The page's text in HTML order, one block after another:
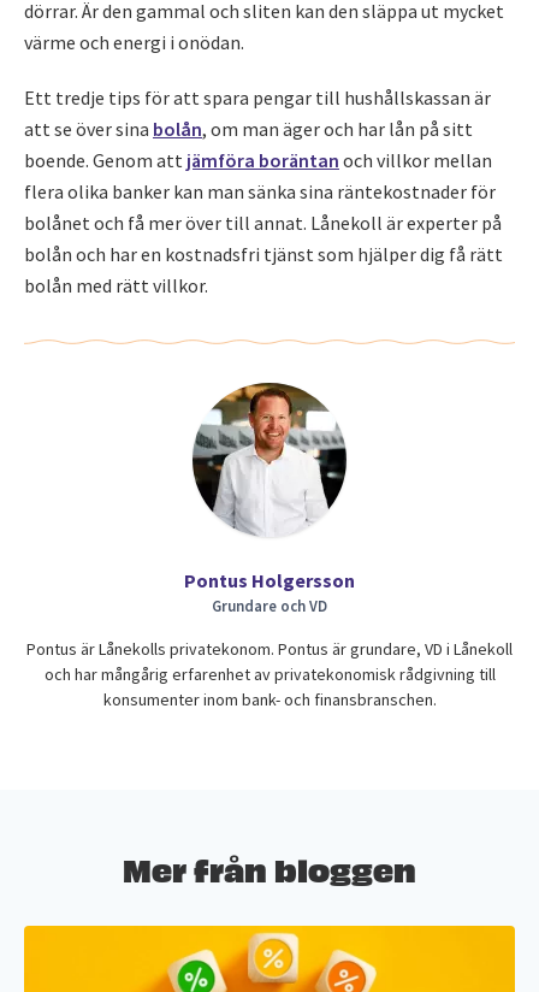
dörrar. Är den gammal och sliten kan den släppa ut mycket
värme och energi i onödan.
Ett tredje tips för att spara pengar till hushållskassan är
att se över sina bolån, om man äger och har lån på sitt
boende. Genom att jämföra boräntan och villkor mellan
flera olika banker kan man sänka sina räntekostnader för
bolånet och få mer över till annat. Lånekoll är experter på
bolån och har en kostnadsfri tjänst som hjälper dig få rätt
bolån med rätt villkor.
Pontus Holgersson
Grundare och VD
Pontus är Lånekolls privatekonom. Pontus är grundare, VD i Lånekoll
och har mångårig erfarenhet av privatekonomisk rådgivning till
konsumenter inom bank- och finansbranschen.
Mer från bloggen